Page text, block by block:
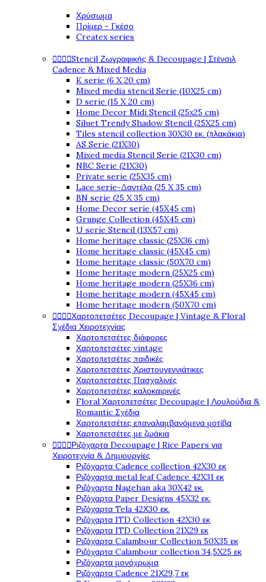
Χρύσωμα
Πρίμερ - Γκέσο
Createx series
   Stencil Ζωγραφικής & Decoupage | Στένσιλ
Cadence & Mixed Media
K serie (6 X 20 cm)
Mixed media stencil Serie (10X25 cm)
D serie (15 X 20 cm)
Home Decor Midi Stencil (25x25 cm)
Siluet Trendy Shadow Stencil (25X25 cm)
Tiles stencil collection 30X30 εκ. (πλακάκια)
AS Serie (21X30)
Mixed media Stencil Serie (21X30 cm)
NBC Serie (21X30)
Private serie (25X35 cm)
Lace serie-Δαντέλα (25 X 35 cm)
BN serie (25 X 35 cm)
Home Decor serie (45X45 cm)
Grunge Collection (45X45 cm)
U serie Stencil (13X57 cm)
Home heritage classic (25X36 cm)
Home heritage classic (45X45 cm)
Home heritage classic (50X70 cm)
Home heritage modern (25X25 cm)
Home heritage modern (25X36 cm)
Home heritage modern (45X45 cm)
Home heritage modern (50X70 cm)
   Χαρτοπετσέτες Decoupage | Vintage & Floral
Σχέδια Χειροτεχνίας
Χαρτοπετσέτες διάφορες
Χαρτοπετσέτες vintage
Χαρτοπετσέτες παιδικές
Χαρτοπετσέτες Χριστουγεννιάτικες
Χαρτοπετσέτες Πασχαλινές
Χαρτοπετσέτες καλοκαιρινές
Floral Χαρτοπετσέτες Decoupage | Λουλούδια &
Romantic Σχέδια
Χαρτοπετσέτες επαναλαμβανόμενα μοτίβα
Χαρτοπετσέτες με ζωάκια
   Ριζόχαρτα Decoupage | Rice Papers για
Χειροτεχνία & Δημιουργίες
Ριζόχαρτα Cadence collection 42X30 εκ
Ριζόχαρτα metal leaf Cadence 42X31 εκ
Ριζόχαρτα Nagehan aka 30X42 εκ.
Ριζόχαρτα Paper Designs 45X32 εκ.
Ριζόχαρτα Tela 42Χ30 εκ.
Ριζόχαρτα ITD Collection 42X30 εκ
Ριζόχαρτα ITD Collection 21X29 εκ
Ριζόχαρτα Calambour Collection 50X35 εκ
Ριζόχαρτα Calambour collection 34,5X25 εκ
Ριζόχαρτα μονόχρωμα
Ριζόχαρτα Cadence 21Χ29,7 εκ